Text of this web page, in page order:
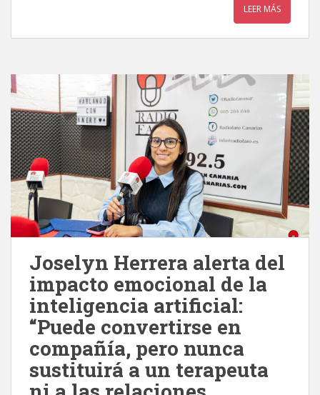
LEER MÁS
Joselyn Herrera alerta del
impacto emocional de la
inteligencia artificial:
“Puede convertirse en
compañía, pero nunca
sustituirá a un terapeuta